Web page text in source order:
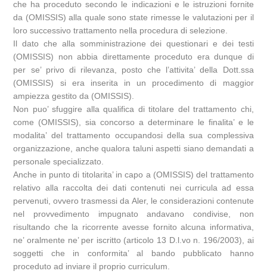
che ha proceduto secondo le indicazioni e le istruzioni fornite
da (OMISSIS) alla quale sono state rimesse le valutazioni per il
loro successivo trattamento nella procedura di selezione.
Il dato che alla somministrazione dei questionari e dei testi
(OMISSIS) non abbia direttamente proceduto era dunque di
per se’ privo di rilevanza, posto che l’attivita’ della Dott.ssa
(OMISSIS) si era inserita in un procedimento di maggior
ampiezza gestito da (OMISSIS).
Non puo’ sfuggire alla qualifica di titolare del trattamento chi,
come (OMISSIS), sia concorso a determinare le finalita’ e le
modalita’ del trattamento occupandosi della sua complessiva
organizzazione, anche qualora taluni aspetti siano demandati a
personale specializzato.
Anche in punto di titolarita’ in capo a (OMISSIS) del trattamento
relativo alla raccolta dei dati contenuti nei curricula ad essa
pervenuti, ovvero trasmessi da Aler, le considerazioni contenute
nel provvedimento impugnato andavano condivise, non
risultando che la ricorrente avesse fornito alcuna informativa,
ne’ oralmente ne’ per iscritto (articolo 13 D.l.vo n. 196/2003), ai
soggetti che in conformita’ al bando pubblicato hanno
proceduto ad inviare il proprio curriculum.